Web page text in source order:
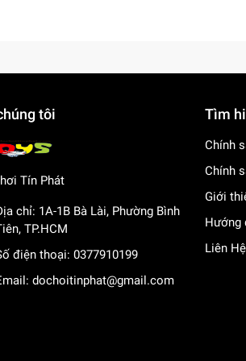
hình tivi và điện thoại.
Tăng cường tương tác xã hội:
Khuyến
Giúp bé rời xa màn hình điện thoại,
ngay tại dochoitinphat.com, chúng tôi
tin!
tôi
Tín Phát
chỉ: 1A-1B Bà Lài, Phường Bình
TP.HCM
điện thoại: 0377910199
dochoitinphat@gmail.com
Tìm
Chính
Chính
Giới
Hướng
Liên Hệ